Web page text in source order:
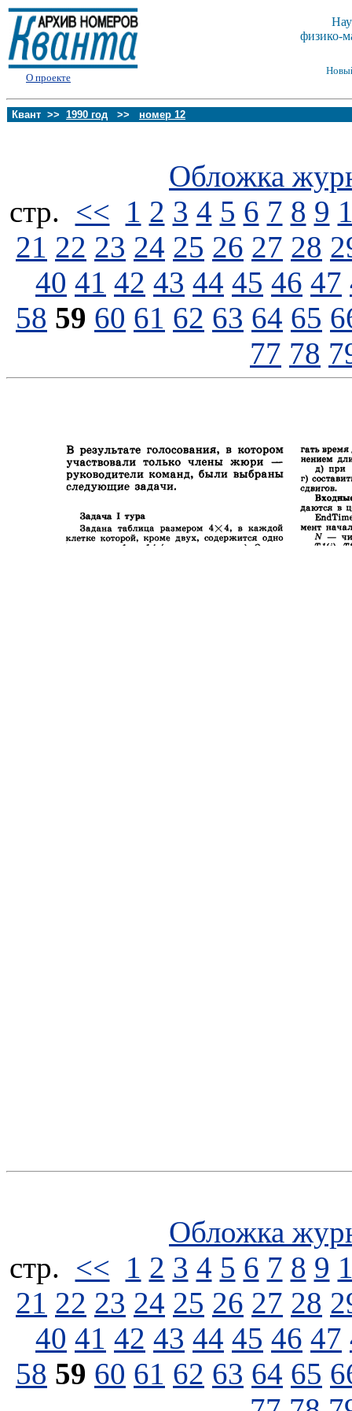
О проекте
физико-
Квант >> 1990 год >> номер 12
Обложка
стp. << 1 2 3 4 5 6 7 8 9
21 22 23 24 25 26 27 28
40 41 42 43 44 45 46 47
58 59 60 61 62 63 64 65
77 78
Обложка
стp. << 1 2 3 4 5 6 7 8 9
21 22 23 24 25 26 27 28
40 41 42 43 44 45 46 47
58 59 60 61 62 63 64 65